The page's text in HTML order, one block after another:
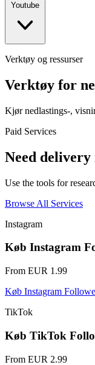
Youtube
Verktøy og ressurser
Verktøy for
Kjør nedlastings-,
Paid Services
Need delivery
Use the tools for
Browse All Services
Instagram
Køb Instagram
From EUR 1.99
Køb Instagram
TikTok
Køb TikTok
From EUR 2.99